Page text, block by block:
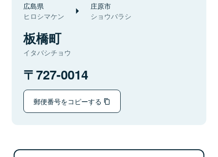
広島県
ヒロシマケン
庄原市
ショウバラシ
板橋町
イタバシチョウ
727-0014
郵便番号をコピーする